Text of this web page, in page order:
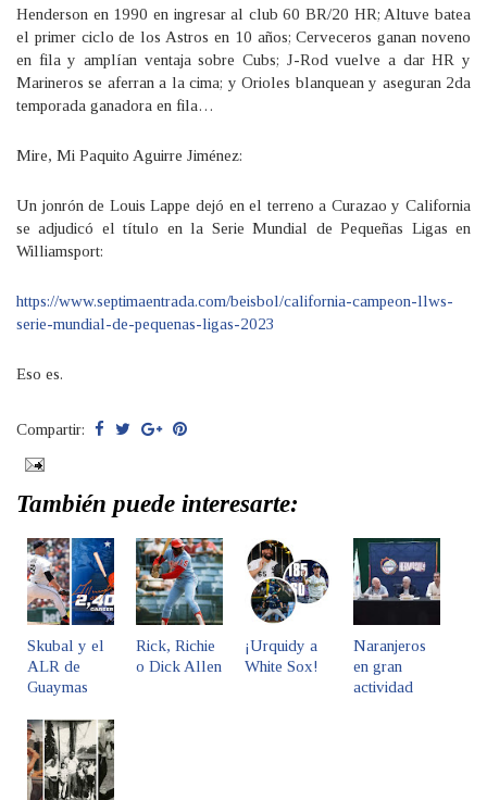
Henderson en 1990 en ingresar al club 60 BR/20 HR; Altuve batea
el primer ciclo de los Astros en 10 años; Cerveceros ganan noveno
en fila y amplían ventaja sobre Cubs; J-Rod vuelve a dar HR y
Marineros se aferran a la cima; y Orioles blanquean y aseguran 2da
temporada ganadora en fila…
Mire, Mi Paquito Aguirre Jiménez:
Un jonrón de Louis Lappe dejó en el terreno a Curazao y California
se adjudicó el título en la Serie Mundial de Pequeñas Ligas en
Williamsport:
https://www.septimaentrada.com/beisbol/california-campeon-llws-
serie-mundial-de-pequenas-ligas-2023
Eso es.
Compartir:
También puede interesarte:
Skubal y el
ALR de
Guaymas
Rick, Richie
o Dick Allen
¡Urquidy a
White Sox!
Naranjeros
en gran
actividad